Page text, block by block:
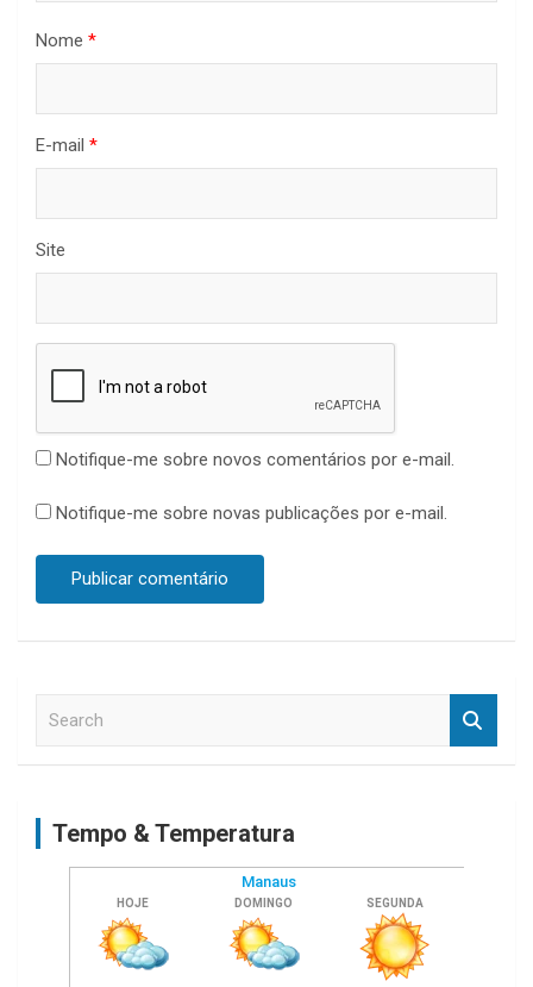
Nome *
E-mail *
Site
Notifique-me sobre novos comentários por e-mail.
Notifique-me sobre novas publicações por e-mail.
Tempo & Temperatura